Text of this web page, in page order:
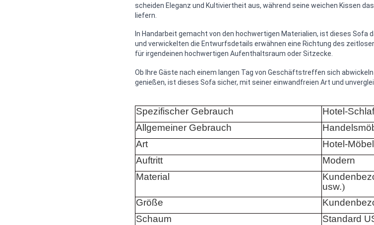
scheiden Eleganz und Kultiviertheit aus, während seine weichen Kissen
liefern.
In Handarbeit gemacht von den hochwertigen Materialien, ist dieses Sofa
und verwickelten die Entwurfsdetails erwähnen eine Richtung des
für irgendeinen hochwertigen Aufenthaltsraum oder Sitzecke.
Ob Ihre Gäste nach einem langen Tag von Geschäftstreffen sich
genießen, ist dieses Sofa sicher, mit seiner einwandfreien Art und
Spezifischer Gebrauch
Hotel-
Allgemeiner Gebrauch
Art
Hotel-Möbel
Auftritt
Modern
Material
usw.)
Größe
Schaum
Standard